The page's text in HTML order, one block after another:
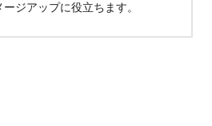
ージアップに役立ちます。